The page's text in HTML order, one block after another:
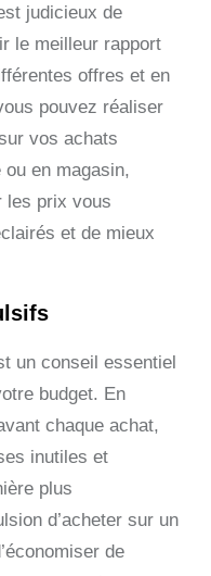
judicieux de
le meilleur rapport
offres et en
pouvez réaliser
vos achats
en magasin,
les prix vous
et de mieux
un conseil essentiel
budget. En
chaque achat,
inutiles et
plus
d’acheter sur un
de